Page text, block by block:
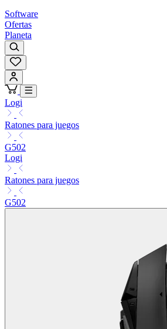
Software
Ofertas
Planeta
Logi
Ratones para juegos
G502
Logi
Ratones para juegos
G502